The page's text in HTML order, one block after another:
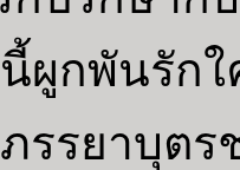
นี้ผูกพันรั
รยาบุตร